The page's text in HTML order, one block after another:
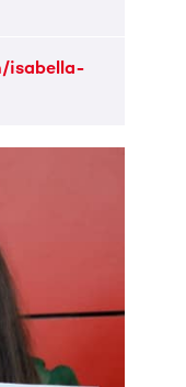
isabella-